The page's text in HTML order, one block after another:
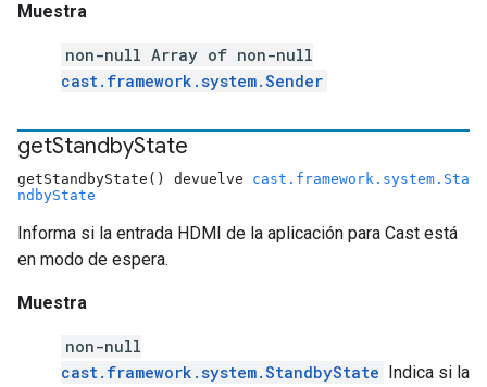
Muestra
non-null Array of non-null
cast.framework.system.Sender
getStandbyState
getStandbyState() devuelve cast.framework.system.Sta
ndbyState
Informa si la entrada HDMI de la aplicación para Cast está
en modo de espera.
Muestra
non-null
cast.framework.system.StandbyState Indica si la